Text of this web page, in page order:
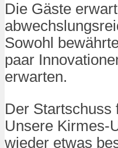
Die Gäste
Sowohl
paar
erwarten.
Der Startschuss
Unsere Kirmes-
wieder etwas